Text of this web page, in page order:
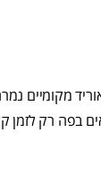
מקומיים
רק לזמן